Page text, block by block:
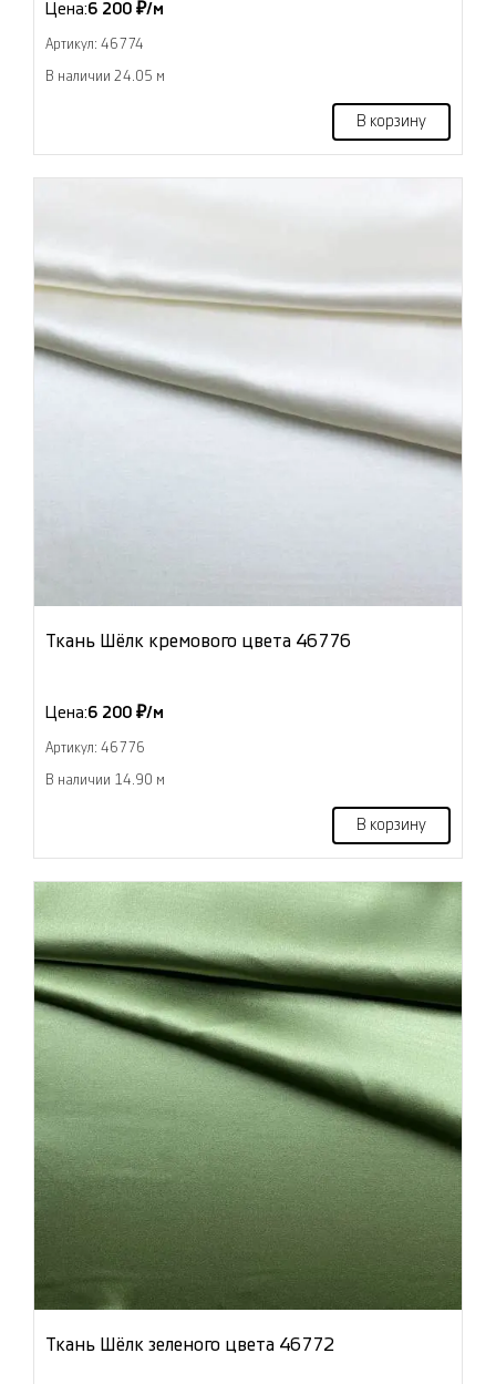
Цена:6 200 ₽/м
Артикул: 46774
В наличии 24.05 м
В корзину
Ткань Шёлк кремового цвета 46776
Цена:6 200 ₽/м
Артикул: 46776
В наличии 14.90 м
В корзину
Ткань Шёлк зеленого цвета 46772